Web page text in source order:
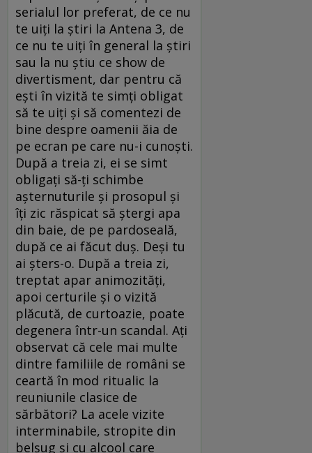
serialul lor preferat, de ce nu
te uiți la știri la Antena 3, de
ce nu te uiți în general la știri
sau la nu știu ce show de
divertisment, dar pentru că
ești în vizită te simți obligat
să te uiți și să comentezi de
bine despre oamenii ăia de
pe ecran pe care nu-i cunoști.
După a treia zi, ei se simt
obligați să-ți schimbe
așternuturile și prosopul și
îți zic răspicat să ștergi apa
din baie, de pe pardoseală,
după ce ai făcut duș. Deși tu
ai șters-o. După a treia zi,
treptat apar animozități,
apoi certurile și o vizită
plăcută, de curtoazie, poate
degenera într-un scandal. Ați
observat că cele mai multe
dintre familiile de români se
ceartă în mod ritualic la
reuniunile clasice de
sărbători? La acele vizite
interminabile, stropite din
belșug și cu alcool care